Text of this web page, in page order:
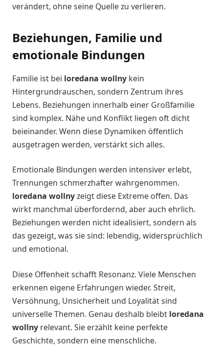
verändert, ohne seine Quelle zu verlieren.
Beziehungen, Familie und
emotionale Bindungen
Familie ist bei loredana wollny kein
Hintergrundrauschen, sondern Zentrum ihres
Lebens. Beziehungen innerhalb einer Großfamilie
sind komplex. Nähe und Konflikt liegen oft dicht
beieinander. Wenn diese Dynamiken öffentlich
ausgetragen werden, verstärkt sich alles.
Emotionale Bindungen werden intensiver erlebt,
Trennungen schmerzhafter wahrgenommen.
loredana wollnyzeigt diese Extreme offen. Das
wirkt manchmal überfordernd, aber auch ehrlich.
Beziehungen werden nicht idealisiert, sondern als
das gezeigt, was sie sind: lebendig, widersprüchlich
und emotional.
Diese Offenheit schafft Resonanz. Viele Menschen
erkennen eigene Erfahrungen wieder. Streit,
Versöhnung, Unsicherheit und Loyalität sind
universelle Themen. Genau deshalb bleibt loredana
wollny relevant. Sie erzählt keine perfekte
Geschichte, sondern eine menschliche.